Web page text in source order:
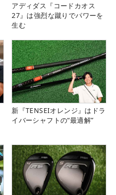
アディダス『コードカオス
27』は強烈な蹴りでパワーを
生む
新『TENSEIオレンジ』はドラ
イバーシャフトの“最適解”